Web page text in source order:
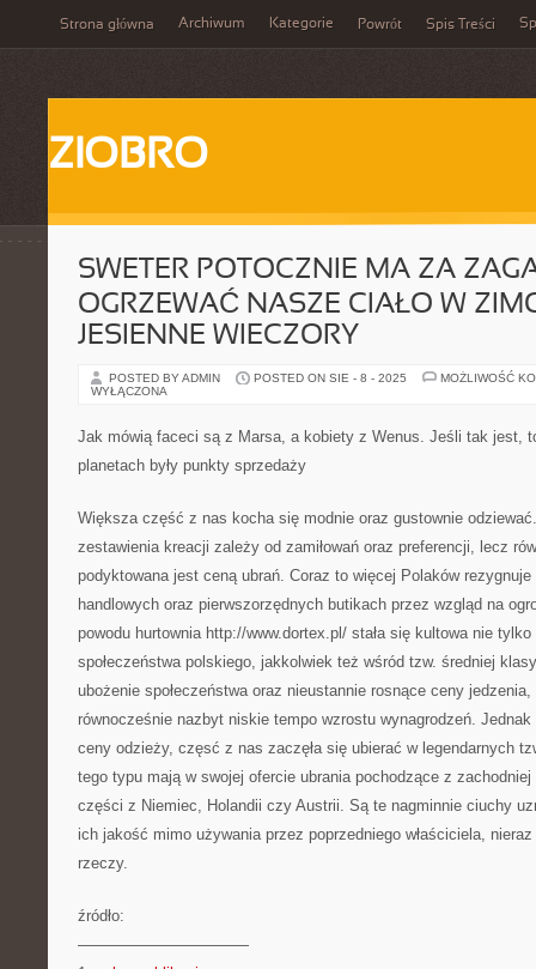
Strona główna Archiwum Kategorie Powrót Spis Treści
ZIOBRO
SWETER POTOCZNIE MA ZA
OGRZEWAĆ NASZE CIAŁO W
JESIENNE WIECZORY
POSTED BY ADMIN POSTED ON SIE - 8 - 2025
MOŻLIWOŚĆ
WYŁĄCZONA
Jak mówią faceci są z Marsa, a kobiety z Wenus. Jeśli tak jest,
planetach były punkty sprzedaży
Większa część z nas kocha się modnie oraz gustownie
zestawienia kreacji zależy od zamiłowań oraz preferencji, lecz
podyktowana jest ceną ubrań. Coraz to więcej Polaków
handlowych oraz pierwszorzędnych butikach przez wzgląd na
powodu hurtownia http://www.dortex.pl/ stała się kultowa nie
społeczeństwa polskiego, jakkolwiek też wśród tzw. średniej
ubożenie społeczeństwa oraz nieustannie rosnące ceny
równocześnie nazbyt niskie tempo wzrostu wynagrodzeń.
ceny odzieży, częsć z nas zaczęła się ubierać w legendarnych
tego typu mają w swojej ofercie ubrania pochodzące z
części z Niemiec, Holandii czy Austrii. Są te nagminnie ciuchy
ich jakość mimo używania przez poprzedniego właściciela,
rzeczy.
źródło:
———————————